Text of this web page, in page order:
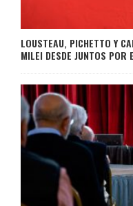
LOUSTEAU, PICHETTO Y
MILEI DESDE JUNTOS POR